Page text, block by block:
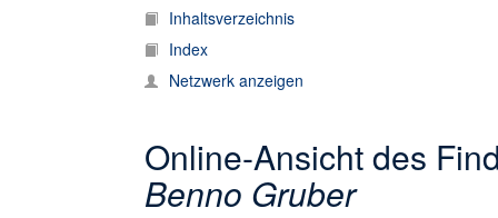
Inhaltsverzeichnis
Index
Netzwerk anzeigen
Online-Ansicht des
Benno Gruber